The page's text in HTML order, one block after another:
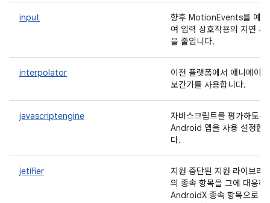
input
향후 MotionEvents를 예측
여 입력 상호작용의 지연 시
을 줄입니다.
interpolator
이전 플랫폼에서 애니메이션
보간기를 사용합니다.
javascriptengine
자바스크립트를 평가하도록
Android 앱을 사용 설정합
다.
jetifier
지원 중단된 지원 라이브러
의 종속 항목을 그에 대응하
AndroidX 종속 항목으로